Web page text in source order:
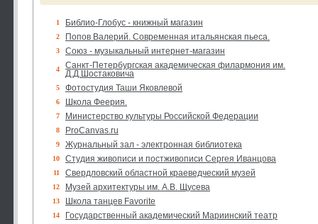
1 Библио-Глобус - книжный магазин
2 Попов Валерий. Современная итальянская пьеса.
3 Союз - музыкальный интернет-магазин
4
Санкт-Петербургская академическая филармония им.
Д.Д.Шостаковича
5 Фотостудия Таши Яковлевой
6 Школа Феерия.
7 Министерство культуры Российской Федерации
8 ProCanvas.ru
9 Журнальный зал - электронная библиотека
10 Студия живописи и постживописи Сергея Иванцова
11 Свердловский областной краеведческий музей
12 Музей архитектуры им. А.В. Щусева
13 Школа танцев Favorite
14 Государственный академический Мариинский театр